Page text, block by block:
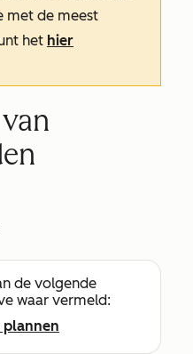
met de meest
het hier
de volgende
waar vermeld: